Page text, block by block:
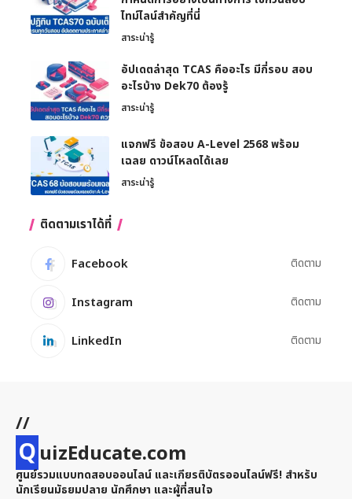
ไทม์ไลน์สำคัญที่นี่
สาระน่ารู้
อัปเดตล่าสุด TCAS คืออะไร มีกี่รอบ สอบ
อะไรบ้าง Dek70 ต้องรู้
สาระน่ารู้
แจกฟรี ข้อสอบ A-Level 2568 พร้อม
เฉลย ดาวน์โหลดได้เลย
สาระน่ารู้
ติดตามเราได้ที่
Facebook ติดตาม
Instagram ติดตาม
LinkedIn ติดตาม
//
QuizEducate.com
ศูนย์รวมแบบทดสอบออนไลน์ และเกียรติบัตรออนไลน์ฟรี! สำหรับ
นักเรียนมัธยมปลาย นักศึกษา และผู้ที่สนใจ